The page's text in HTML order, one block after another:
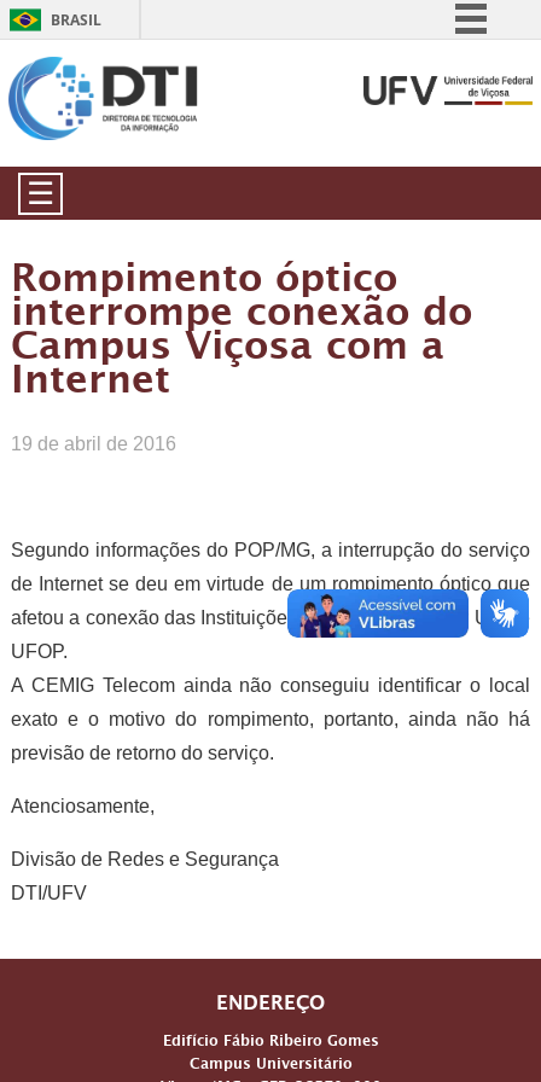
BRASIL
Comunica BR
☰
Rompimento óptico
interrompe conexão do
Campus Viçosa com a
Internet
19 de abril de 2016
Segundo informações do POP/MG, a interrupção do serviço
de Internet se deu em virtude de um rompimento óptico que
afetou a conexão das Instituições de Ensino Superior UFV e
UFOP.
A CEMIG Telecom ainda não conseguiu identificar o local
exato e o motivo do rompimento, portanto, ainda não há
previsão de retorno do serviço.
Atenciosamente,
Divisão de Redes e Segurança
DTI/UFV
ENDEREÇO
Edifício Fábio Ribeiro Gomes
Campus Universitário